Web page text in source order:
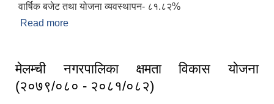
वार्षिक बजेट तथा योजना व्यवस्थापन- ८१.८२%
Read more
मेलम्ची नगरपालिका क्षमता विकास योजना
(२०७९/०८० - २०८१/०८२)